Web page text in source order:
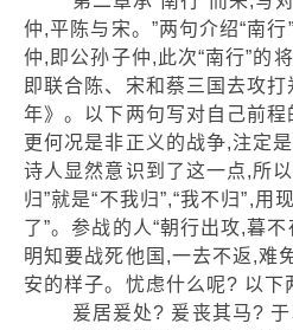
仲,平陈与宋。”两句介绍“南
仲,即公孙子仲,此次“南行”的
即联合陈、宋和蔡三国去攻
年》。以下两句写对自己前
更何况是非正义的战争,注定
诗人显然意识到了这一点,所以
归”就是“不我归”,“我不归”,用
了”。参战的人“朝行出攻,暮
明知要战死他国,一去不返,难
安的样子。忧虑什么呢? 以下
爰居爰处? 爰丧其马? 于